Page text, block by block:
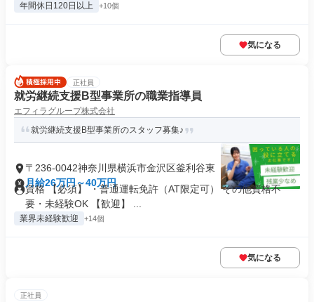
年間休日120日以上 +10個
気になる
正社員
就労継続支援B型事業所の職業指導員
エフィラグループ株式会社
就労継続支援B型事業所のスタッフ募集♪
〒236-0042神奈川県横浜市金沢区釜利谷東
月給26万円～40万円
資格 【必須】 ・普通運転免許（AT限定可） その他資格不
要・未経験OK 【歓迎】 ...
業界未経験歓迎 +14個
気になる
正社員